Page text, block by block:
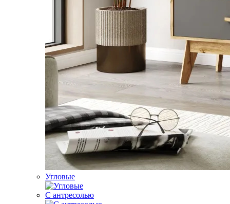
Угловые
С антресолью